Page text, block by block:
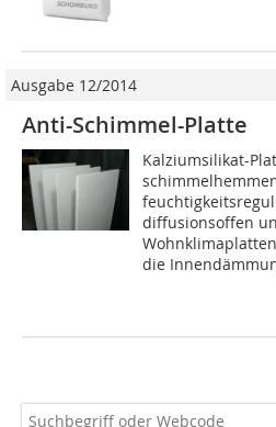
Ausgabe 12/2014
Anti-Schimmel-Platte
Kalziumsilikat-
diffusionsoffen
die